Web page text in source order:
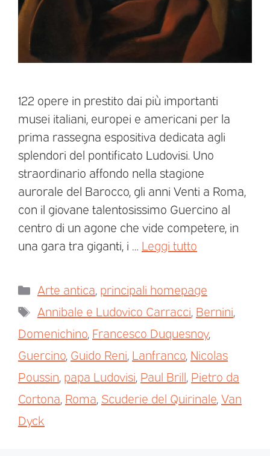
122 opere in prestito dai più importanti
musei italiani, europei e americani per la
prima rassegna espositiva dedicata agli
splendori del pontificato Ludovisi. Uno
straordinario affondo nella stagione
aurorale del Barocco, gli anni Venti a Roma,
con il giovane talentosissimo Guercino al
centro di un agone che vide competere, in
una gara tra giganti, i … Leggi tutto
Arte antica, principali homepage
Annibale e Ludovico Carracci, Bernini,
Domenichino, Francesco Duquesnoy,
Guercino, Guido Reni, Lanfranco, Nicolas
Poussin, papa Ludovisi, Paul Brill, Pietro da
Cortona, Roma, Scuderie del Quirinale,Van
Dyck